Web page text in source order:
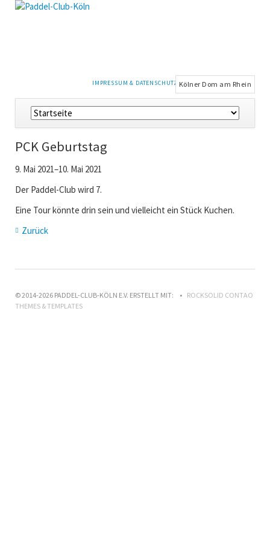
NAVIGATION
IMPRESSUM & DATENSCHUTZ Kölner Dom am Rhein
Navigation
überspringen
PCK Geburtstag
9. Mai 2021–10. Mai 2021
Der Paddel-Club wird 7.
Eine Tour könnte drin sein und vielleicht ein Stück Kuchen.
Zurück
© 2014-2026 PADDEL-CLUB-KÖLN E.V. ERSTELLT MIT:
ROCKSOLID CONTAO
THEMES & TEMPLATES